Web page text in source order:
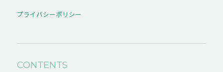
プライバシーポリシー
CONTENTS